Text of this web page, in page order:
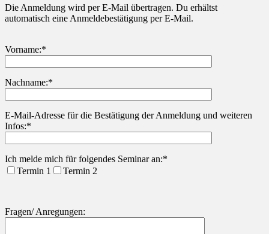
Die Anmeldung wird per E-Mail übertragen. Du erhältst
automatisch eine Anmeldebestätigung per E-Mail.
Vorname:*
Nachname:*
Bitte lasse dieses Feld leer.
E-Mail-Adresse für die Bestätigung der Anmeldung und weiteren
Infos:*
Ich melde mich für folgendes Seminar an:*
Termin 1
Termin 2
Fragen/ Anregungen: